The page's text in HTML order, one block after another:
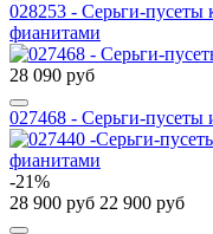
028253 - Серьги-пусеты
фианитами
28 090 руб
027468 - Серьги-пусеты
-21%
28 900 руб 22 900 руб